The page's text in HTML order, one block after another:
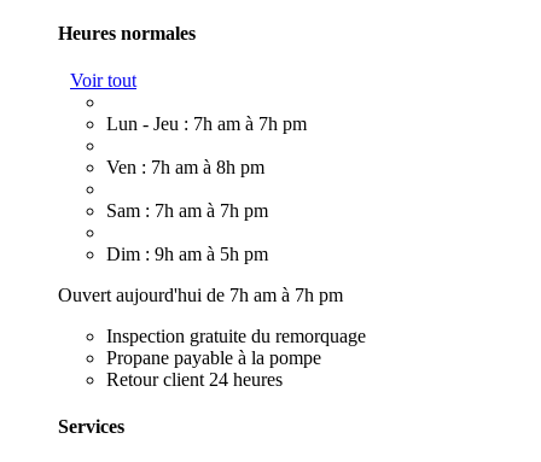
Heures normales
Voir tout
Lun - Jeu : 7h am à 7h pm
Ven : 7h am à 8h pm
Sam : 7h am à 7h pm
Dim : 9h am à 5h pm
Ouvert aujourd'hui de 7h am à 7h pm
Inspection gratuite du remorquage
Propane payable à la pompe
Retour client 24 heures
Services